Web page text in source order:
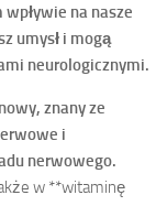
na nasze
umysł i mogą
neurologicznymi.
znany ze
i
nerwowego.
w **witaminę